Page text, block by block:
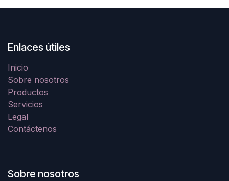
Enlaces útiles
Inicio
Sobre nosotros
Productos
Servicios
Legal
Contáctenos
Sobre nosotros